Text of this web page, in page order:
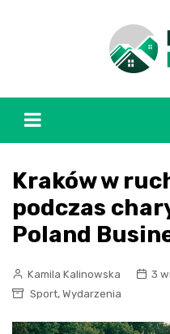
Kraków w
podczas
Poland
Kamila Kalinowska
3
Sport, Wydarzenia